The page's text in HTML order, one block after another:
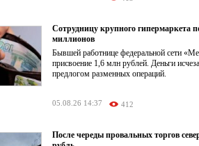
Сотрудницу крупного гипермаркета
миллионов
Бывшей работнице федеральной сети
присвоение 1,6 млн рублей. Деньги
предлогом разменных операций.
05.08.26 14:37 412
После череды провальных торгов